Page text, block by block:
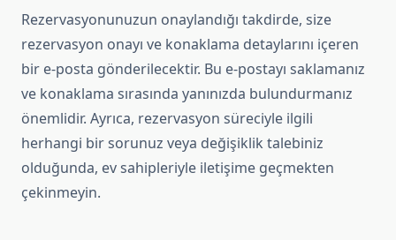
Rezervasyonunuzun onaylandığı takdirde, size
rezervasyon onayı ve konaklama detaylarını içeren
bir e-posta gönderilecektir. Bu e-postayı saklamanız
ve konaklama sırasında yanınızda bulundurmanız
önemlidir. Ayrıca, rezervasyon süreciyle ilgili
herhangi bir sorunuz veya değişiklik talebiniz
olduğunda, ev sahipleriyle iletişime geçmekten
çekinmeyin.